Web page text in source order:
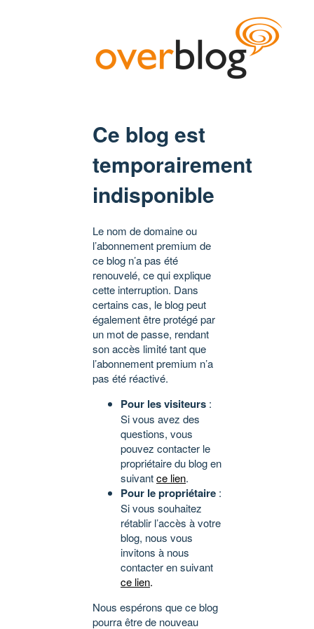
Ce blog est
temporairement
indisponible
Le nom de domaine ou
l’abonnement premium de
ce blog n’a pas été
renouvelé, ce qui explique
cette interruption. Dans
certains cas, le blog peut
également être protégé par
un mot de passe, rendant
son accès limité tant que
l’abonnement premium n’a
pas été réactivé.
Pour les visiteurs :
Si vous avez des
questions, vous
pouvez contacter le
propriétaire du blog en
suivantce lien.
Pour le propriétaire :
Si vous souhaitez
rétablir l’accès à votre
blog, nous vous
invitons à nous
contacter en suivant
ce lien.
Nous espérons que ce blog
pourra être de nouveau